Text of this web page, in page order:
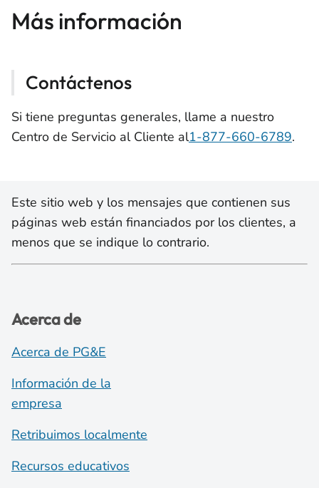
Más información
Contáctenos
Si tiene preguntas generales, llame a nuestro
Centro de Servicio al Cliente al1-877-660-6789.
Este sitio web y los mensajes que contienen sus
páginas web están financiados por los clientes, a
menos que se indique lo contrario.
Acerca de
Acerca de PG&E
Información de la
empresa
Retribuimos localmente
Recursos educativos